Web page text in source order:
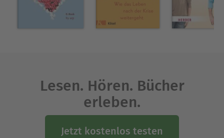
Lesen. Hören. Bücher
erleben.
Jetzt kostenlos testen